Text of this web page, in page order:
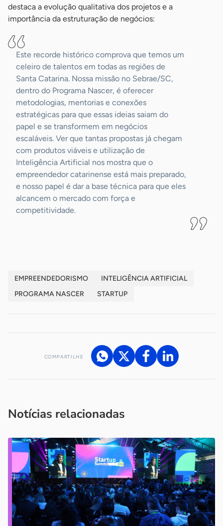
destaca a evolução qualitativa dos projetos e a
importância da estruturação de negócios:
Este recorde histórico comprova que temos um
celeiro de talentos em todas as regiões de
Santa Catarina. Nossa missão no Sebrae/SC,
dentro do Programa Nascer, é oferecer
metodologias, mentorias e conexões
estratégicas para que essas ideias saiam do
papel e se transformem em negócios
escaláveis. Ver que tantas propostas já chegam
com produtos viáveis e utilização de
Inteligência Artificial nos mostra que o
empreendedor catarinense está mais preparado,
e nosso papel é dar a base técnica para que eles
alcancem o mercado com força e
competitividade.
EMPREENDEDORISMO
INTELIGÊNCIA ARTIFICIAL
PROGRAMA NASCER
STARTUP
COMPARTILHE
Notícias relacionadas